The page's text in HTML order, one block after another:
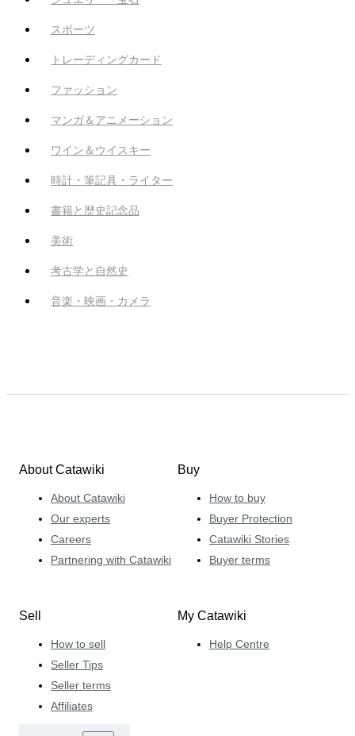
スポーツ
トレーディングカード
ファッション
マンガ＆アニメーション
ワイン＆ウイスキー
時計・筆記具・ライター
書籍と歴史記念品
美術
考古学と自然史
音楽・映画・カメラ
About Catawiki
About Catawiki
Our experts
Careers
Partnering with Catawiki
Buy
How to buy
Buyer Protection
Catawiki Stories
Buyer terms
Sell
How to sell
Seller Tips
Seller terms
Affiliates
My Catawiki
Help Centre